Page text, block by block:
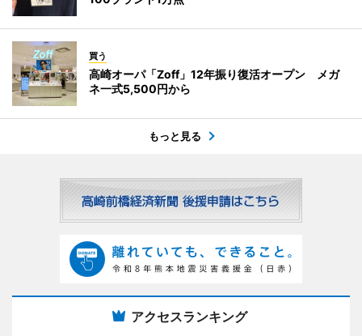
買う
高崎オーパ「Zoff」12年振り復活オープン メガ
ネ一式5,500円から
もっと見る
アクセスランキング